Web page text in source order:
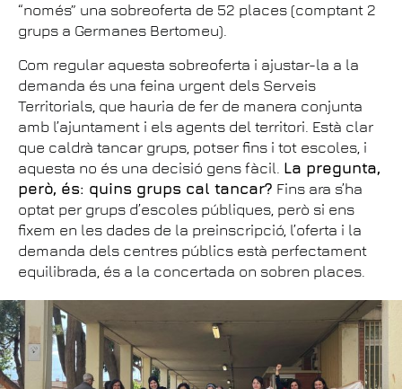
“només” una sobreoferta de 52 places (comptant 2
grups a Germanes Bertomeu).
Com regular aquesta sobreoferta i ajustar-la a la
demanda és una feina urgent dels Serveis
Territorials, que hauria de fer de manera conjunta
amb l’ajuntament i els agents del territori. Està clar
que caldrà tancar grups, potser fins i tot escoles, i
aquesta no és una decisió gens fàcil. La pregunta,
però, és: quins grups cal tancar? Fins ara s’ha
optat per grups d’escoles públiques, però si ens
fixem en les dades de la preinscripció, l’oferta i la
demanda dels centres públics està perfectament
equilibrada, és a la concertada on sobren places.